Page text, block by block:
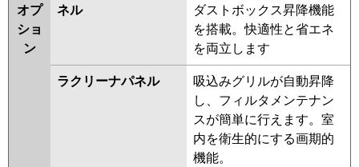
オプ
ショ
ン
ネル
ダストボックス昇降機能
を搭載。快適性と省エネ
を両立します
ラクリーナパネル
吸込みグリルが自動昇降
し、フィルタメンテナン
スが簡単に行えます。室
内を衛生的にする画期的
機能。